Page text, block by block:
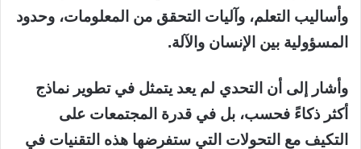
وأساليب التعلم، وآليات التحقق من المعلومات، وحدود
المسؤولية بين الإنسان والآلة.
وأشار إلى أن التحدي لم يعد يتمثل في تطوير نماذج
أكثر ذكاءً فحسب، بل في قدرة المجتمعات على
التكيف مع التحولات التي ستفرضها هذه التقنيات في